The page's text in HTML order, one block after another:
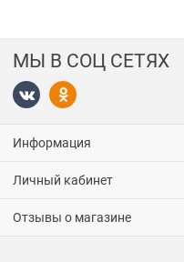
МЫ В СОЦ СЕТЯХ
Информация
Личный кабинет
Отзывы о магазине